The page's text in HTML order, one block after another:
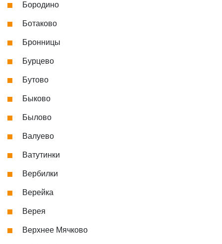
Бородино
Ботаково
Бронницы
Бурцево
Бутово
Быково
Былово
Валуево
Ватутинки
Вербилки
Верейка
Верея
Верхнее Мячково